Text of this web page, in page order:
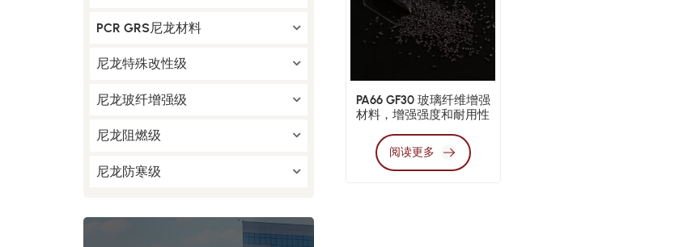
PCR GRS尼龙材料
尼龙特殊改性级
尼龙玻纤增强级
尼龙阻燃级
尼龙防寒级
PA66 GF30 玻璃纤维增​​强
材料，增强强度和耐用性
阅读更多